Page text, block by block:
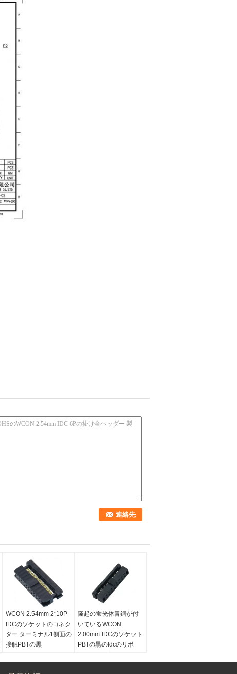
WCON 2.54mm 2*10P
IDCのソケットのコネク
ター ターミナル1側面の
接触PBTの黒
隆起の蛍光体青銅が付
いているWCON
2.00mm IDCのソケット
PBTの黒のIdcのリボ